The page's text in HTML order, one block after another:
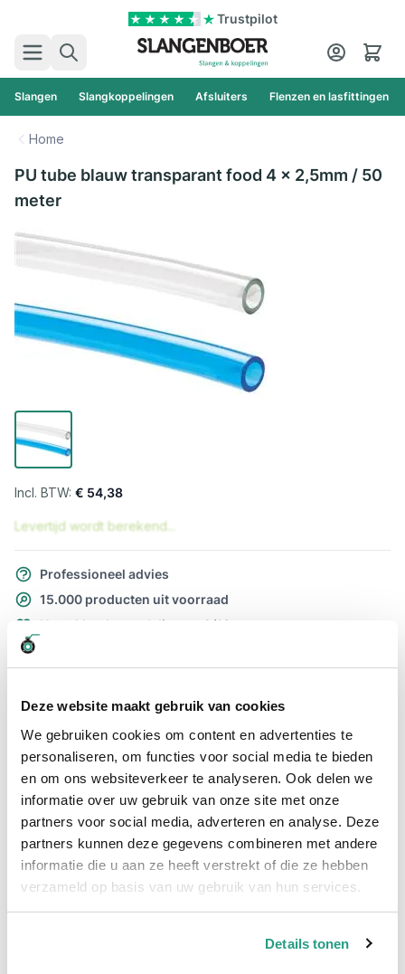
Deze website maakt gebruik van cookies
We gebruiken cookies om content en advertenties te
personaliseren, om functies voor social media te bieden
en om ons websiteverkeer te analyseren. Ook delen we
informatie over uw gebruik van onze site met onze
partners voor social media, adverteren en analyse. Deze
partners kunnen deze gegevens combineren met andere
informatie die u aan ze heeft verstrekt of die ze hebben
verzameld op basis van uw gebruik van hun services.
Details tonen
Trustpilot
Zoek
Cart
Slangen Slangkoppelingen Afsluiters Flenzen en lasfittingen
Home
PU tube blauw transparant food 4 x 2,5mm / 50
meter
€ 54,38
Levertijd wordt berekend...
Professioneel advies
15.000 producten uit voorraad
Hoge klantbeoordelingen: 9/10
Snel naar
Meer informatie
Meer informatie
Maatvoering koppeling
Materiaal Polyether - Polyurethaan
Vragen? Neem dan nu contact op
We zijn beschikbaar van ma t/m vr van 08:00 tot 17:00 uur.